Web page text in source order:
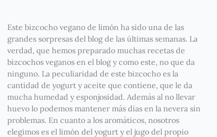
Este bizcocho vegano de limón ha sido una de las
grandes sorpresas del blog de las últimas semanas. La
verdad, que hemos preparado muchas recetas de
bizcochos veganos en el blog y como este, no que da
ninguno. La peculiaridad de este bizcocho es la
cantidad de yogurt y aceite que contiene, que le da
mucha humedad y esponjosidad. Además al no llevar
huevo lo podemos mantener más días en la nevera sin
problemas. En cuanto a los aromáticos, nosotros
elegimos es el limón del yogurt y el jugo del propio